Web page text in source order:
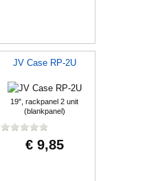
JV Case RP-2U
19", rackpanel 2 unit
(blankpanel)
€ 9,85